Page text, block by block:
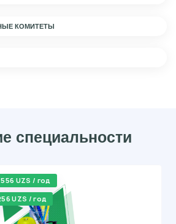
КОМИТЕТЫ
специальности
UZS / год
UZS / год